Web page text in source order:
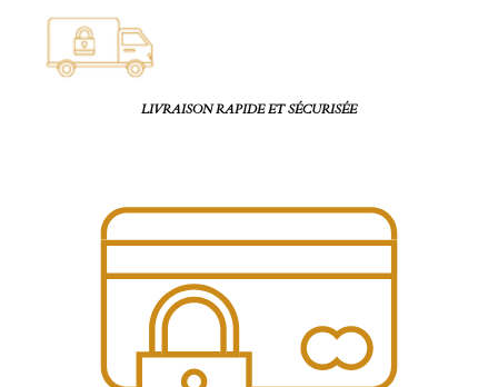
LIVRAISON RAPIDE ET SÉCURISÉE